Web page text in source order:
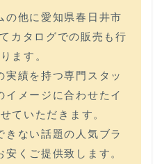
の他に愛知県春日井市
カタログでの販売も行
ます。
実績を持つ専門スタッ
イメージに合わせたイ
ていただきます。
きない話題の人気ブラ
くご提供致します。